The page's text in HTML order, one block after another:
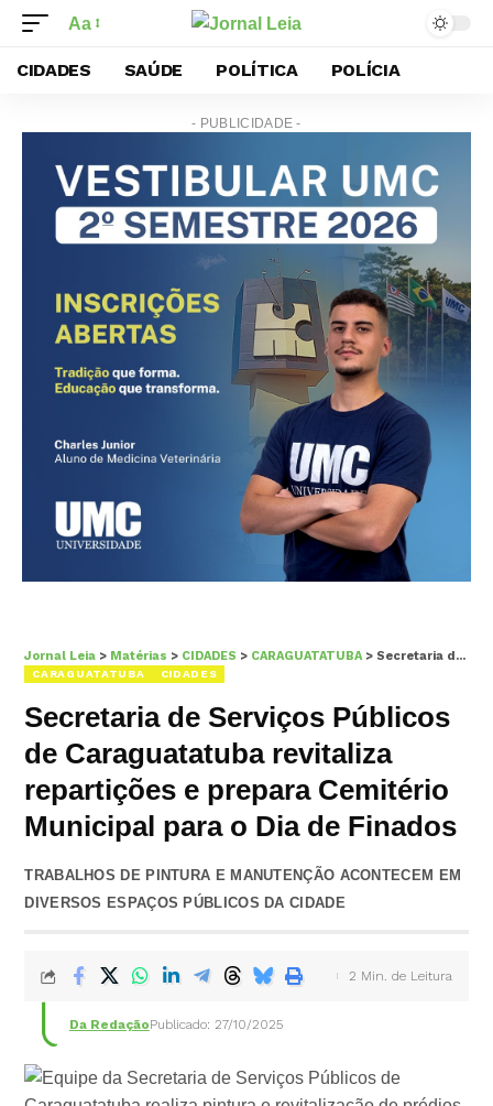
Aa
CIDADES SAÚDE POLÍTICA POLÍCIA
- PUBLICIDADE -
Jornal Leia > Matérias > CIDADES > CARAGUATATUBA> Secretaria de Serviços Públicos de Caraguatatuba revitaliza repartições e prepara Cemitério Municipal para o Dia de Finados
CARAGUATATUBA CIDADES
Secretaria de Serviços Públicos
de Caraguatatuba revitaliza
repartições e prepara Cemitério
Municipal para o Dia de Finados
TRABALHOS DE PINTURA E MANUTENÇÃO ACONTECEM EM
DIVERSOS ESPAÇOS PÚBLICOS DA CIDADE
Da RedaçãoPublicado: 27/10/2025
2 Min. de Leitura